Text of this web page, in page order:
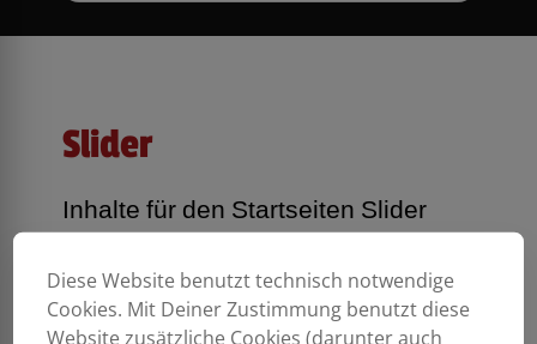
Slider
Inhalte für den Startseiten Slider
Diese Website benutzt technisch notwendige
Cookies. Mit Deiner Zustimmung benutzt diese
Website zusätzliche Cookies (darunter auch